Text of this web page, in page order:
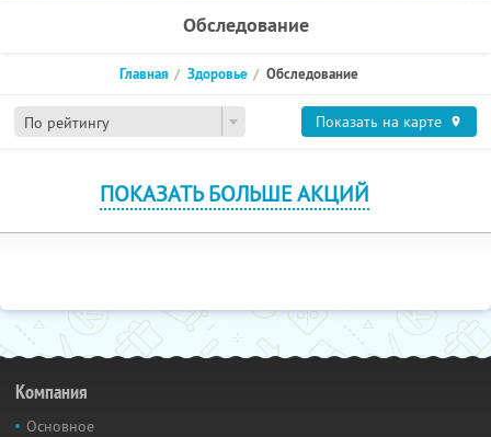
Обследование
По рейтингу
Главная Здоровье Обследование
Показать на карте
ПОКАЗАТЬ БОЛЬШЕ АКЦИЙ
Компания
Основное